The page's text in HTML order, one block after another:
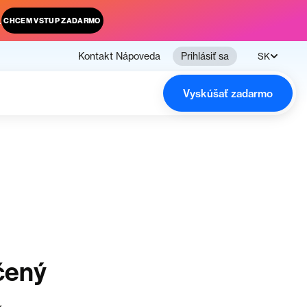
CHCEM VSTUP ZADARMO
Kontakt Nápoveda Prihlásiť sa SK
Vyskúšať zadarmo